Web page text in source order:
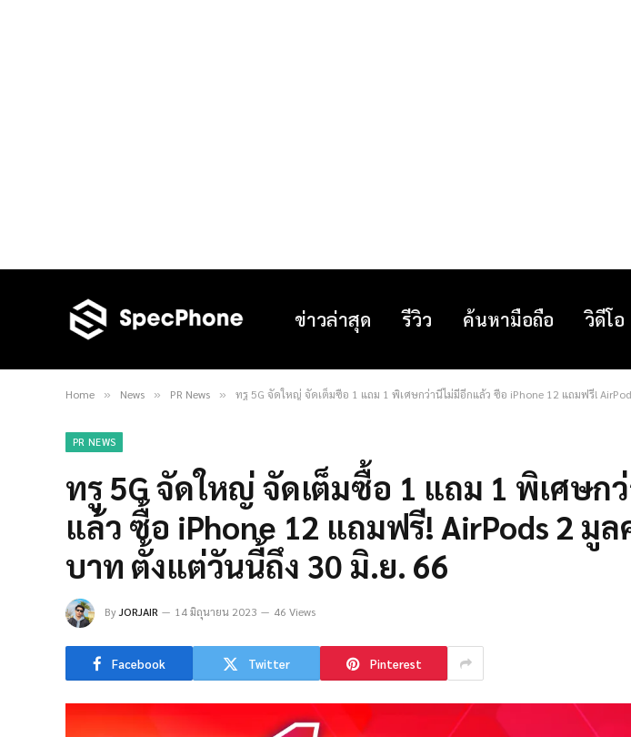
ข่าวล่าสุด รีวิว ค้นหามือถือ วิดีโอ
Home » News » PR News » ทรู 5G จัดใหญ่ จัดเต็มซื้อ 1 แถม 1 พิเศษกว่านี้ไม่มีอีกแล้ว ซื้อ iPhone 12 แถมฟรี!
PR NEWS
ทรู 5G จัดใหญ่ จัดเต็มซื้อ 1 แถม 1 พิเศษก
แล้ว ซื้อ iPhone 12 แถมฟรี! AirPods 2 มูล
บาท ตั้งแต่วันนี้ถึง 30 มิ.ย. 66
ByJORJAIR 14 มิถุนายน 2023 46 Views
Facebook Twitter Pinterest